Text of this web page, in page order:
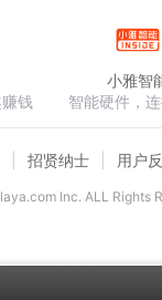
钱
小雅智
智能硬件，
招贤纳士 用户
lnc. ALL Rights